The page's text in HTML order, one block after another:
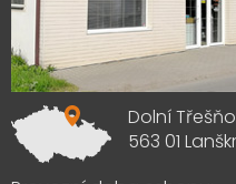
Dolní
563 01